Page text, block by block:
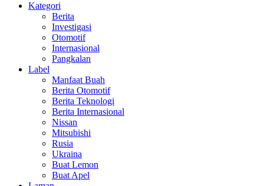
Kategori
Berita
Investigasi
Otomotif
Internasional
Pangkalan
Label
Manfaat Buah
Berita Otomotif
Berita Teknologi
Berita Internasional
Nissan
Mitsubishi
Rusia
Ukraina
Buat Lemon
Buat Apel